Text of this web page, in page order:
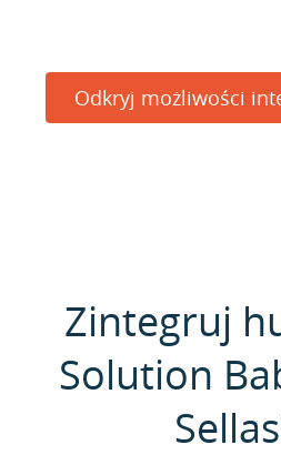
Odkryj możliwości
Zintegruj
Solution